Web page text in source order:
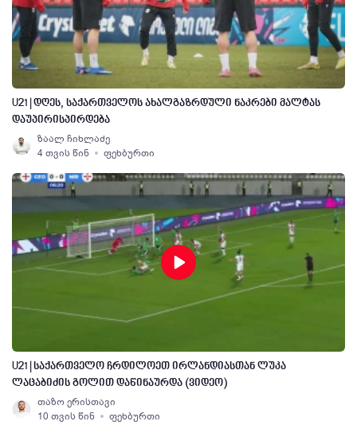
U21 | დღეს, საქართველოს ახალგაზრდული ნაკრები მალტას
დაუპირისპირდება
ზაალ ჩიხლაძე
4 თვის წინ
ფეხბურთი
U21 | საქართველო ჩრდილოეთ ირლანდიასთან ლუკა
ლაცაბიძის გოლით დაწინაურდა (ვიდეო)
თაზო ერისთავი
10 თვის წინ
ფეხბურთი